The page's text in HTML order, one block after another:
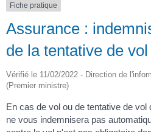
Fiche pratique
Assurance :
de la tentative de
Vérifié le 11/02/2022 - Direction de
(Premier ministre)
En cas de vol ou de tentative de
ne vous indemnisera pas